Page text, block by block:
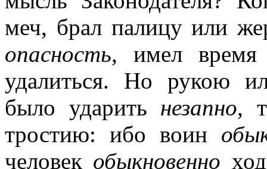
меч, брал палицу или
опасность, имел время
удалиться. Но рукою
было ударить незапно,
тростию: ибо воин
человек обыкновенно